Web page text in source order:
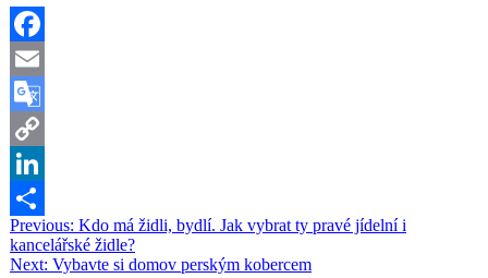
Facebook
Email
Google
Translate
Copy
Link
LinkedIn
Share
Navigace
pro
Previous: Kdo má židli, bydlí. Jak vybrat ty pravé jídelní i
kancelářské židle?
Next: Vybavte si domov perským kobercem